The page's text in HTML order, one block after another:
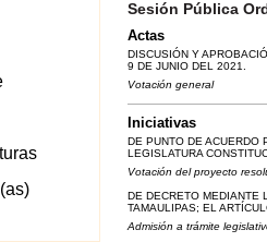
Sesión Pública
Actas
DISCUSIÓN Y
9 DE JUNIO DEL 2021.
Votación general
Iniciativas
DE PUNTO DE ACUERDO
LEGISLATURA
Votación del proyecto
DE DECRETO MEDIANTE
TAMAULIPAS; EL
Admisión a trámite